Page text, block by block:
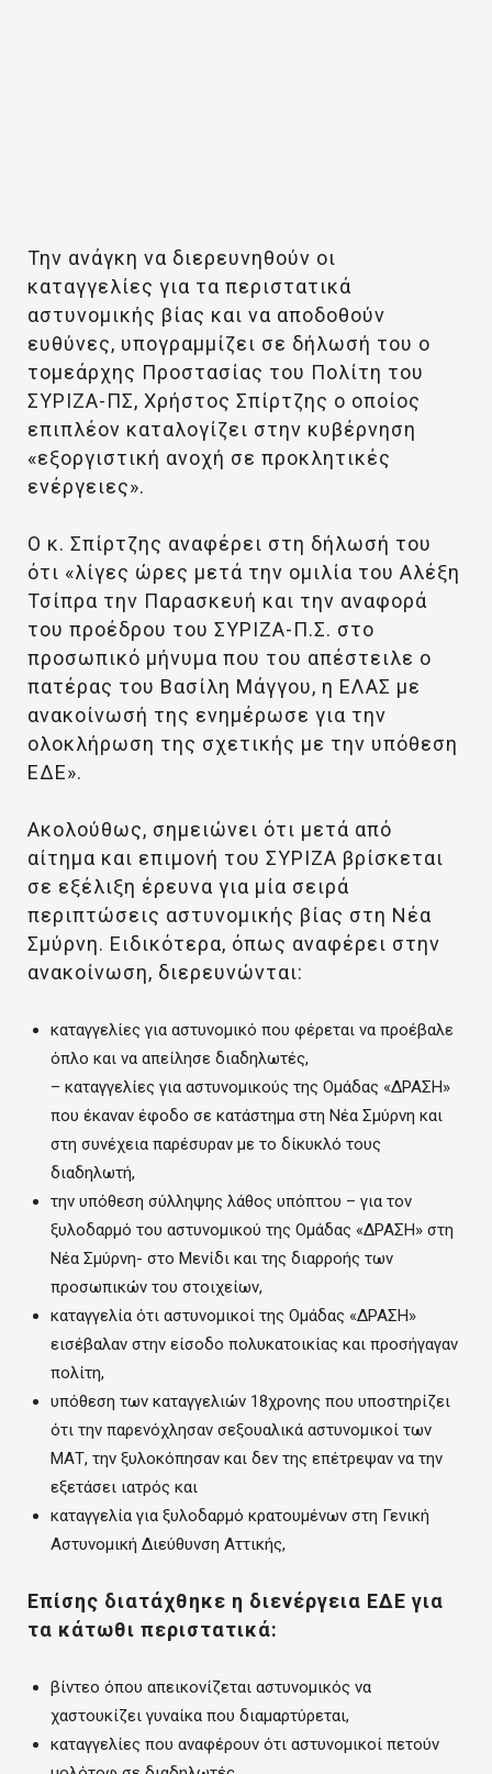
Την ανάγκη να διερευνηθούν οι
καταγγελίες για τα περιστατικά
αστυνομικής βίας και να αποδοθούν
ευθύνες, υπογραμμίζει σε δήλωσή του ο
τομεάρχης Προστασίας του Πολίτη του
ΣΥΡΙΖΑ-ΠΣ, Χρήστος Σπίρτζης ο οποίος
επιπλέον καταλογίζει στην κυβέρνηση
«εξοργιστική ανοχή σε προκλητικές
ενέργειες».
Ο κ. Σπίρτζης αναφέρει στη δήλωσή του
ότι «λίγες ώρες μετά την ομιλία του Αλέξη
Τσίπρα την Παρασκευή και την αναφορά
του προέδρου του ΣΥΡΙΖΑ-Π.Σ. στο
προσωπικό μήνυμα που του απέστειλε ο
πατέρας του Βασίλη Μάγγου, η ΕΛΑΣ με
ανακοίνωσή της ενημέρωσε για την
ολοκλήρωση της σχετικής με την υπόθεση
ΕΔΕ».
Ακολούθως, σημειώνει ότι μετά από
αίτημα και επιμονή του ΣΥΡΙΖΑ βρίσκεται
σε εξέλιξη έρευνα για μία σειρά
περιπτώσεις αστυνομικής βίας στη Νέα
Σμύρνη. Ειδικότερα, όπως αναφέρει στην
ανακοίνωση, διερευνώνται:
καταγγελίες για αστυνομικό που φέρεται να προέβαλε
όπλο και να απείλησε διαδηλωτές,
– καταγγελίες για αστυνομικούς της Ομάδας «ΔΡΑΣΗ»
που έκαναν έφοδο σε κατάστημα στη Νέα Σμύρνη και
στη συνέχεια παρέσυραν με το δίκυκλό τους
διαδηλωτή,
την υπόθεση σύλληψης λάθος υπόπτου – για τον
ξυλοδαρμό του αστυνομικού της Ομάδας «ΔΡΑΣΗ» στη
Νέα Σμύρνη- στο Μενίδι και της διαρροής των
προσωπικών του στοιχείων,
καταγγελία ότι αστυνομικοί της Ομάδας «ΔΡΑΣΗ»
εισέβαλαν στην είσοδο πολυκατοικίας και προσήγαγαν
πολίτη,
υπόθεση των καταγγελιών 18χρονης που υποστηρίζει
ότι την παρενόχλησαν σεξουαλικά αστυνομικοί των
ΜΑΤ, την ξυλοκόπησαν και δεν της επέτρεψαν να την
εξετάσει ιατρός και
καταγγελία για ξυλοδαρμό κρατουμένων στη Γενική
Αστυνομική Διεύθυνση Αττικής,
Επίσης διατάχθηκε η διενέργεια ΕΔΕ για
τα κάτωθι περιστατικά:
βίντεο όπου απεικονίζεται αστυνομικός να
χαστουκίζει γυναίκα που διαμαρτύρεται,
καταγγελίες που αναφέρουν ότι αστυνομικοί πετούν